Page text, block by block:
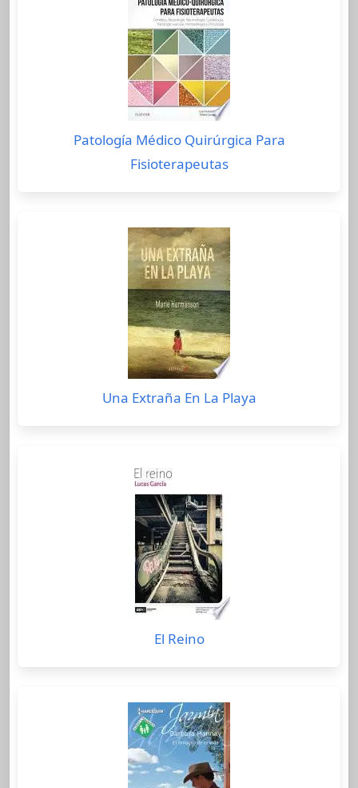
Patología Médico Quirúrgica Para
Fisioterapeutas
Una Extraña En La Playa
El Reino